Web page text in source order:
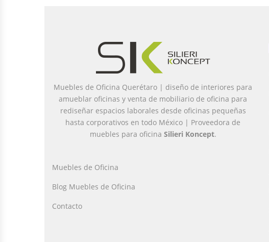
Muebles de Oficina Querétaro | diseño de interiores para
amueblar oficinas y venta de mobiliario de oficina para
rediseñar espacios laborales desde oficinas pequeñas
hasta corporativos en todo México | Proveedora de
muebles para oficina Silieri Koncept.
Muebles de Oficina
Blog Muebles de Oficina
Contacto